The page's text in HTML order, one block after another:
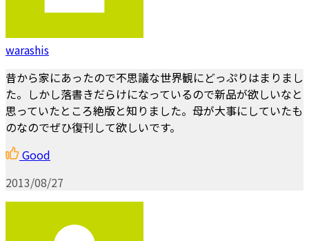
warashis
昔から家にあったので不思議な世界観にどっぷりはまりまし
た。しかし落書きだらけになっているので新品が欲しいなと
思っていたところ絶版と知りました。母が大事にしていたも
のなのでぜひ復刊して欲しいです。
Good
2013/08/27